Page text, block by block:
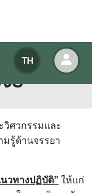
TH
ให้ความรู้
ย
วิศวกรรมและ
มรู้ด้านจรรยา
วทางปฏิบัติ” ให้แก่